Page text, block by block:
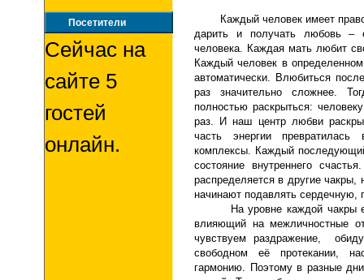
Посетители
Сейчас на
сайте 5
гостей
онлайн.
Каждый человек имеет право
дарить и получать любовь –
человека. Каждая мать любит
Каждый человек в
автоматически. Влюбиться
раз значительно сложнее.
полностью раскрыться:
раз. И наш центр любви
часть энергии
комплексы. Каждый
состояние внутреннего
распределяется в другие
начинают подавлять сердечную,
На уровне каждой чакры
влияющий на межличностные
чувствуем раздражение,
свободном её протекании,
гармонию. Поэтому в разные